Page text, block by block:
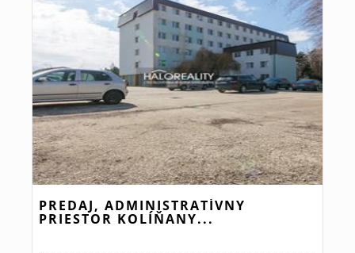
PREDAJ, ADMINISTRATÍVNY
PRIESTOR KOLÍŇANY...